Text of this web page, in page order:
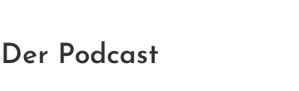
Der Podcast